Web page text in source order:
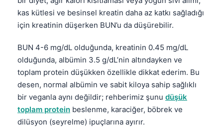
kas kütlesi ve besinsel kreatin daha az katkı sağladığı
için kreatinin düşerken BUN’u da düşürebilir.
BUN 4-6 mg/dL olduğunda, kreatinin 0.45 mg/dL
olduğunda, albümin 3.5 g/dL’nin altındayken ve
toplam protein düşükken özellikle dikkat ederim. Bu
desen, normal albümin ve sabit kiloya sahip sağlıklı
bir veganla aynı değildir; rehberimiz şunu düşük
toplam protein beslenme, karaciğer, böbrek ve
dilüsyon (seyrelme) ipuçlarına ayırır.
Ślōnskŏ gŏdka
Norsk bokmål